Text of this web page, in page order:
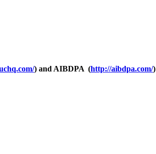
) and AIBDPA (http://aibdpa.com/)